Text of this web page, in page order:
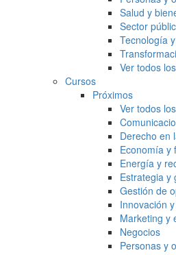
Salud y
Sector
Tecnología
Ver todos
Cursos
Próximos
Ver todos
Derecho en
Economía y
Energía y
Estrategia y
Gestión de
Innovación
Marketing y
Negocios
Personas y